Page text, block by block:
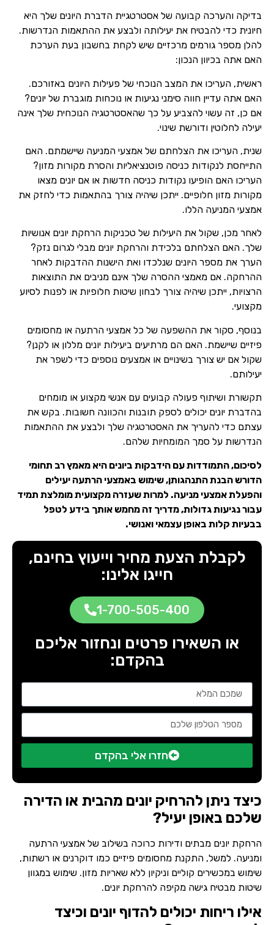
בדיקה והערכה קבועה של אסטרטגיית הדברת היונים שלך היא
חיונית כדי להבטיח את יעילותה ולבצע את ההתאמות הנדרשות.
להלן מספר גורמים מרכזיים שיש לקחת בחשבון בעת הערכת
האם אתה בכיוון הנכון:
ראשית, העריכו את המצב הנוכחי של פעילות היונים באזורכם.
האם אתה עדיין חווה סימני נגיעות או נוכחות מוגברת של יונים?
אם כן, זה עשוי להצביע על כך שהאסטרטגיה הנוכחית שלך אינה
יעילה לחלוטין ודורשת שינוי.
שנית, העריכו את הצלחתם של אמצעי המניעה שיישמתם. האם
התייחסת לנקודות כניסה פוטנציאליות והסרת מקורות מזון?
העריכו האם הופיעו נקודות כניסה חדשות או אם יונים מצאו
מקורות מזון חלופיים. ייתכן שיהיה צורך בהתאמות כדי לחזק את
אמצעי המניעה הללו.
לאחר מכן, שקול את היעילות של טכניקות הרחקת יונים אנושיות
שלך. האם הצלחתם בלכידת והרחקת יונים מבלי לגרום נזק?
הערך את מספר היונים שנלכדו ואת הישנות ההדבקות לאחר
ההרחקה. אם מאמצי ההסרה שלך אינם מניבים את התוצאות
הרצויות, ייתכן שיהיה צורך לבחון שיטות חלופיות או לפנות לסיוע
מקצועי.
בנוסף, סקור את ההשפעה של כל אמצעי הרתעה או מחסומים
פיזיים שיישמת. האם הם מרתיעים ביעילות יונים מללון או לקנן?
שקול אם יש צורך בשינויים או אמצעים נוספים כדי לשפר את
יעילותם.
תקשורת ושיתוף פעולה קבועים עם אנשי מקצוע או מומחים
בהדברת יונים יכולים לספק תובנות והכוונה חשובות. בקש את
עצתם כדי להעריך את האסטרטגיה שלך ולבצע את ההתאמות
הנדרשות על סמך המומחיות שלהם.
לסיכום, התמודדות עם הידבקות ביונים היא מאמץ רב תחומי
הדורש הבנת התנהגותן, שימוש באמצעי הרתעה יעילים
והפעלת אמצעי מניעה. למרות שעזרה מקצועית מומלצת תמיד
עבור נגיעות גדולות, מדריך זה מחמש אותך בידע לטפל
בבעיות קלות באופן עצמאי ואנושי.
לקבלת הצעת מחיר וייעוץ בחינם,
חייגו אלינו:
1-700-505-400
או השאירו פרטים ונחזור אליכם
בהקדם:
חזרו אלי בהקדם
כיצד ניתן להרחיק יונים מהבית או הדירה
שלכם באופן יעיל?
הרחקת יונים מבתים ודירות כרוכה בשילוב של אמצעי הרתעה
ומניעה. למשל, התקנת מחסומים פיזיים כמו דוקרנים או רשתות,
שימוש במכשירים קוליים וניקיון ללא שאריות מזון. שימוש במגוון
שיטות מבטיח גישה מקיפה להרחקת יונים.
אילו ריחות יכולים להדוף יונים וכיצד